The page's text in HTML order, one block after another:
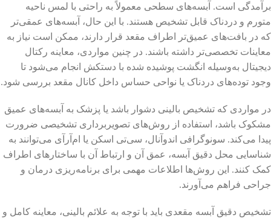
برآمدگی است. آبسه‌های سطحی معمولاً به راحتی با لمس ناحیه
متورم و دردناک قابل تشخیص هستند. با این حال، آبسه‌های عمقی‌تر
که در بافت‌های عمیق‌تر اطراف مقعد قرار دارند، ممکن است نیاز به
معاینات تخصصی‌تر داشته باشند. در چنین مواردی، معاینه رکتال
دیجیتال به‌وسیله انگشت پوشیده شده با دستکش انجام می‌شود تا
وجود توده‌های دردناک یا نواحی حساس داخل کانال مقعد بررسی شود.
در مواردی که تشخیص بالینی دشوار باشد یا پزشک به آبسه‌های عمیق
مشکوک باشد، استفاده از روش‌های تصویربرداری تشخیصی ضرورت
پیدا می‌کند. سونوگرافی اندوآنال، سی‌تی اسکن یا ام‌آر‌آی می‌توانند به
شناسایی محل دقیق آبسه، عمق آن و ارتباط آن با ساختارهای اطراف
کمک کنند. این روش‌ها اطلاعات مهمی برای برنامه‌ریزی درمان و
جراحی فراهم می‌آورند.
تشخیص دقیق آبسه مقعدی باید با توجه به علائم بالینی، معاینه کامل و